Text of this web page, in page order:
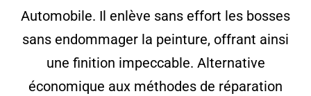
Automobile. Il enlève sans effort les bosses
sans endommager la peinture, offrant ainsi
une finition impeccable. Alternative
économique aux méthodes de réparation